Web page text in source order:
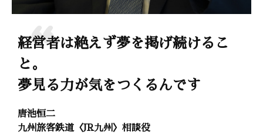
経営者は絶えず夢を掲げ続けるこ
と。
夢見る力が気をつくるんです
唐池恒二
九州旅客鉄道〈JR九州〉相談役